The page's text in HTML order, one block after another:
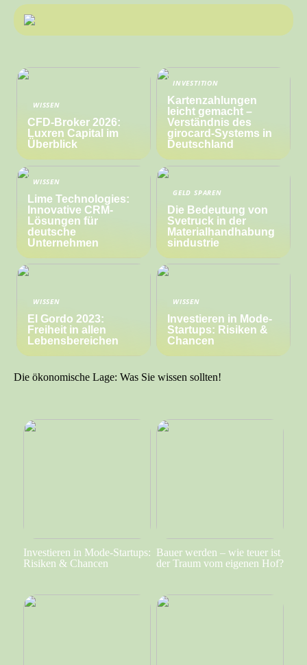
WISSEN
CFD-Broker 2026:
Luxren Capital im
Überblick
INVESTITION
Kartenzahlungen
leicht gemacht –
Verständnis des
girocard-Systems in
Deutschland
WISSEN
Lime Technologies:
Innovative CRM-
Lösungen für
deutsche
Unternehmen
GELD SPAREN
Die Bedeutung von
Svetruck in der
Materialhandhabung
sindustrie
WISSEN
El Gordo 2023:
Freiheit in allen
Lebensbereichen
WISSEN
Investieren in Mode-
Startups: Risiken &
Chancen
Die ökonomische Lage: Was Sie wissen sollten!
Investieren in Mode-Startups:
Risiken & Chancen
Bauer werden – wie teuer ist
der Traum vom eigenen Hof?